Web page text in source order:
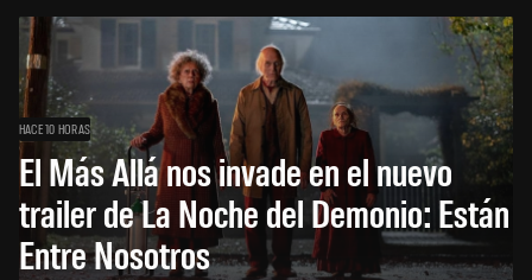
HACE 10 HORAS
El Más Allá nos invade en el nuevo
trailer de La Noche del Demonio: Están
Entre Nosotros